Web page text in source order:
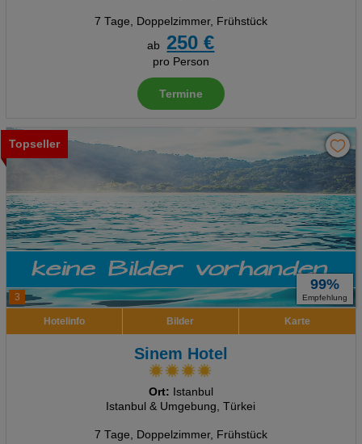
7 Tage, Doppelzimmer, Frühstück
ab
250 €
pro Person
Termine
3
Topseller
99%
Empfehlung
Hotelinfo Bilder Karte
Sinem Hotel
Ort: Istanbul
Istanbul & Umgebung, Türkei
7 Tage, Doppelzimmer, Frühstück